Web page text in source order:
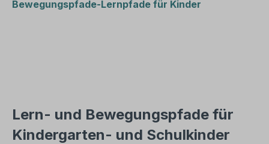
Bewegungspfade-Lernpfade für Kinder
Lern- und Bewegungspfade für
Kindergarten- und Schulkinder